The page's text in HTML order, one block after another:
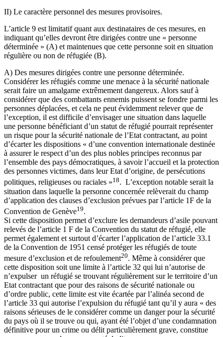
II) Le caractère personnel des mesures provisoires.
L’article 9 est limitatif quant aux destinataires de ces mesures, en
indiquant qu’elles devront être dirigées contre une « personne
déterminée » (A) et maintenues que cette personne soit en situation
régulière ou non de réfugiée (B).
A) Des mesures dirigées contre une personne déterminée.
Considérer les réfugiés comme une menace à la sécurité nationale
serait faire un amalgame extrêmement dangereux. Alors sauf à
considérer que des combattants ennemis puissent se fondre parmi les
personnes déplacées, et cela ne peut évidemment relever que de
l’exception, il est difficile d’envisager une situation dans laquelle
une personne bénéficiant d’un statut de réfugié pourrait représenter
un risque pour la sécurité nationale de l’Etat contractant, au point
d’écarter les dispositions « d’une convention internationale destinée
à assurer le respect d’un des plus nobles principes reconnus par
l’ensemble des pays démocratiques, à savoir l’accueil et la protection
des personnes victimes, dans leur Etat d’origine, de persécutions
politiques, religieuses ou raciales »18. L’exception notable serait la
situation dans laquelle la personne concernée relèverait du champ
d’application des clauses d’exclusion prévues par l’article 1F de la
Convention de Genève19.
Si cette disposition permet d’exclure les demandeurs d’asile pouvant
relevés de l’article 1 F de la Convention du statut de réfugié, elle
permet également et surtout d’écarter l’application de l’article 33.1
de la Convention de 1951 censé protéger les réfugiés de toute
mesure d’exclusion et de refoulement20. Même à considérer que
cette disposition soit une limite à l’article 32 qui lui n’autorise de
n’expulser un réfugié se trouvant régulièrement sur le territoire d’un
Etat contractant que pour des raisons de sécurité nationale ou
d’ordre public, cette limite est vite écartée par l’alinéa second de
l’article 33 qui autorise l’expulsion du réfugié tant qu’il y aura « des
raisons sérieuses de le considérer comme un danger pour la sécurité
du pays où il se trouve ou qui, ayant été l’objet d’une condamnation
définitive pour un crime ou délit particulièrement grave, constitue